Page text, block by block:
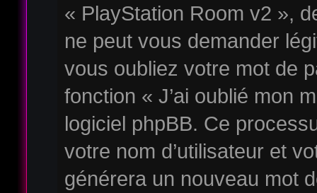
« PlayStation Room v2 »,
ne peut vous demander
vous oubliez votre mot de
fonction « J’ai oublié mon
logiciel phpBB. Ce
votre nom d’utilisateur et
générera un nouveau mot